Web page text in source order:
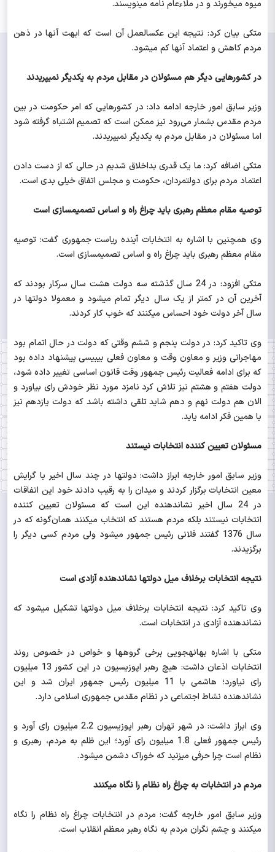
میوه می‎خورند و در ملاءعام نامه می‎نویسند.
متکی بیان کرد: نتیجه این عکس‎العمل آن است که ابهت آنها در ذهن
مردم کاهش و اعتماد آنها کم می‎شود.
در کشورهایی دیگر هم مسئولان در مقابل مردم به یکدیگر نمی‎پریدند
وزیر سابق امور خارجه ادامه داد: در کشورهایی که امر حکومت در بین
مردم مقدس بشمار می‌رود نیز ممکن است که تصمیم اشتباه گرفته شود
اما مسئولان در مقابل مردم به یکدیگر نمی‎پریدند.
متکی اضافه کرد: ما یک قدری بداخلاق شدیم در حالی که از دست دادن
اعتماد مردم برای دولتمردان، حکومت و مجلس اتفاق خیلی بدی است.
توصیه مقام معظم رهبری باید چراغ راه و اساس تصمیم‎سازی است
وی همچنین با اشاره به انتخابات آینده ریاست جمهوری گفت: توصیه
مقام معظم رهبری باید چراغ راه و اساس تصمیم‎سازی است.
متکی افزود: در 24 سال گذشته سه دولت هشت سال سرکار بودند که
آخرین آن در کمتر از یک سال دیگر تمام می‎شود و معمولا دولت‎ها در
سال آخر دولت خود احساس می‎کنند که خوب کار کردند.
وی تاکید کرد: در دولت پنجم و ششم وقتی که دولت در حال اتمام بود
مهاجرانی وزیر و معاون وقت و معاون فعلی بی‎بی‎سی پیشنهاد داده بود
که برای ادامه فعالیت رئیس جمهور وقت قانون اساسی تغییر داده شود،
دولت هفتم و هشتم نیز تلاش کرد نامزد مورد نظر خودش رای بیاورد و
الان هم دولت نهم و دهم شاید تلقی داشته باشد که دولت یازدهم نیز
با همین فکر ادامه یابد.
مسئولان تعیین کننده انتخابات نیستند
وزیر سابق امور خارجه ابراز داشت: دولت‎ها در چند سال اخیر با گرایش
معین انتخابات برگزار کردند و میدان را به رقیب دادند خود این اتفاقات
در 24 سال اخیر نشان‎دهنده این است که مسئولان تعیین کننده
انتخابات نیستند بلکه مردم هستند که انتخاب می‎کنند همان‌گونه که در
سال 1376 گفتند فلانی رئیس جمهور می‎شود ولی مردم کسی دیگر را
برگزیدند.
نتیجه انتخابات برخلاف میل دولت‎ها نشان‎دهنده آزادی است
وی تاکید کرد: نتیجه انتخابات برخلاف میل دولت‎ها تشکیل می‎شود که
نشان‎دهنده آزادی در انتخابات است.
متکی با اشاره بهانه‎جویی برخی گروه‎ها و خواص در خصوص روند
انتخابات اذعان داشت: هیچ رهبر اپوزیسیون در این کشور 13 میلیون
رای نیاورد؛ هاشمی با 11 میلیون رئیس جمهور ایران شد و این
نشان‎دهنده نشاط اجتماعی در نظام مقدس جمهوری اسلامی دارد.
وی ابراز داشت: در شهر تهران رهبر اپوزیسیون 2.2 میلیون رای آورد و
رئیس جمهور فعلی 1.8 میلیون رای آورد؛ این ظلم به مردم، رهبری و
نظام است چرا حرفی می‎زنید که خوراک دشمن می‎شود.
مردم در انتخابات به چراغ راه نظام را نگاه می‎کنند
وزیر سابق امور خارجه گفت: مردم در انتخابات چراغ راه نظام را نگاه
می‎کنند و چشم نگران مردم به نگاه رهبر معظم انقلاب است.